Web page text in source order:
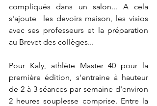
compliqués dans un salon... A cela
s'ajoute  les devoirs maison, les visios
avec ses professeurs et la préparation
au Brevet des collèges...
Pour Kaly, athlète Master 40 pour la
première édition, s'entraine à hauteur
de 2 à 3 séances par semaine d'environ
2 heures souplesse comprise. Entre la